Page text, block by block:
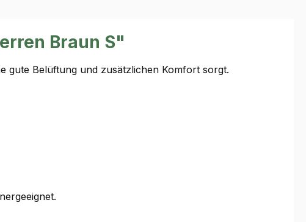
Braun S"
gute Belüftung und zusätzlichen Komfort sorgt.